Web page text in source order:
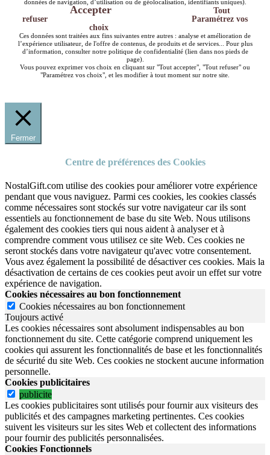
données de navigation, d’utilisation ou de géolocalisation, identifiants uniques).
Accepter
Tout
refuser
Paramétrez vos
choix
Ces données sont traitées aux fins suivantes entre autres : analyse et amélioration de
l’expérience utilisateur, de l'offre de contenus, de produits et de services... Pour plus
d’information, consulter notre politique de confidentialité (lien dans nos pieds de
page).
Vous pouvez exprimer vos choix en cliquant sur "Tout accepter", "Tout refuser" ou
"Paramétrez vos choix", et les modifier à tout moment sur notre site.
Fermer
Centre de préférences des Cookies
NostalGift.com utilise des cookies pour améliorer votre expérience
pendant que vous naviguez. Parmi ces cookies, les cookies classés
comme nécessaires sont stockés sur votre navigateur car ils sont
essentiels au fonctionnement de base du site Web. Nous utilisons
également des cookies tiers qui nous aident à analyser et à
comprendre comment vous utilisez ce site Web. Ces cookies ne
seront stockés dans votre navigateur qu'avec votre consentement.
Vous avez également la possibilité de désactiver ces cookies. Mais la
désactivation de certains de ces cookies peut avoir un effet sur votre
expérience de navigation.
Cookies nécessaires au bon fonctionnement
Cookies nécessaires au bon fonctionnement
Toujours activé
Les cookies nécessaires sont absolument indispensables au bon
fonctionnement du site. Cette catégorie comprend uniquement les
cookies qui assurent les fonctionnalités de base et les fonctionnalités
de sécurité du site Web. Ces cookies ne stockent aucune information
personnelle.
Cookies publicitaires
publicite
Les cookies publicitaires sont utilisés pour fournir aux visiteurs des
publicités et des campagnes marketing pertinentes. Ces cookies
suivent les visiteurs sur les sites Web et collectent des informations
pour fournir des publicités personnalisées.
Cookies Fonctionnels